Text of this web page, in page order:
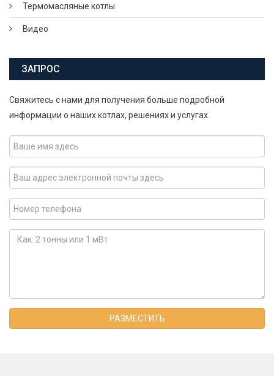
Термомасляные котлы
Видео
ЗАПРОС
Свяжитесь с нами для получения больше подробной
информации о наших котлах, решениях и услугах.
РАЗМЕСТИТЬ